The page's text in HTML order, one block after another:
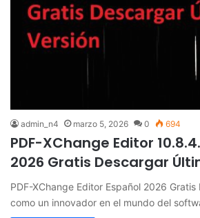
admin_n4 marzo 5, 2026 0 694
PDF-XChange Editor
2026 Gratis Descargar
PDF-XChange Editor Español 2026
como un innovador en el mundo del